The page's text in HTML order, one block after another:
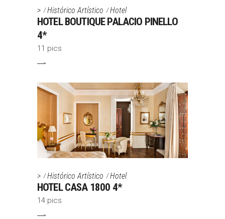
> Histórico Artístico Hotel
HOTEL BOUTIQUE PALACIO PINELLO
4*
11 pics
> Histórico Artístico Hotel
HOTEL CASA 1800 4*
14 pics